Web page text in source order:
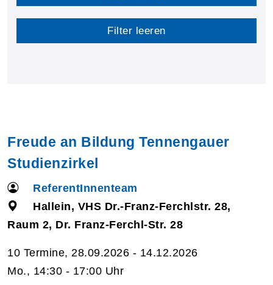
Filter leeren
Freude an Bildung Tennengauer
Studienzirkel
ReferentInnenteam
Hallein, VHS Dr.-Franz-Ferchlstr. 28,
Raum 2, Dr. Franz-Ferchl-Str. 28
10 Termine, 28.09.2026 - 14.12.2026
Mo., 14:30 - 17:00 Uhr